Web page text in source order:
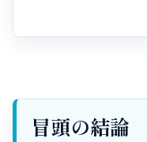
冒頭の結論